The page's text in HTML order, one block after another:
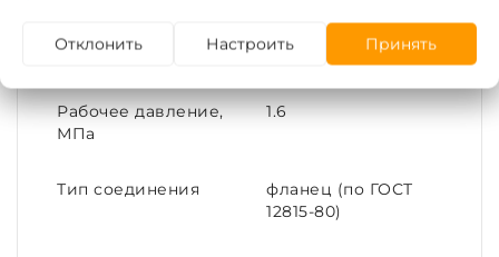
Рабочая среда Вода, пар
Рабочее давление,
МПа
1.6
Тип соединения
фланец (по ГОСТ
12815-80)
Отклонить Настроить Принять